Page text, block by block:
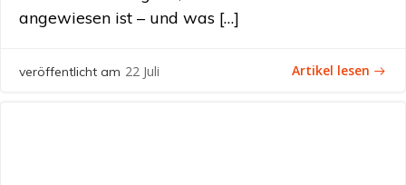
angewiesen ist – und was […]
veröffentlicht am 22 Juli Artikel lesen